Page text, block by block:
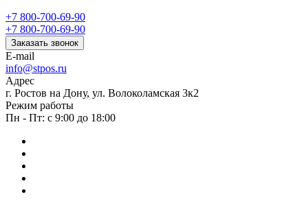
+7 800-700-69-90
+7 800-700-69-90
Заказать звонок
E-mail
info@stpos.ru
Адрес
г. Ростов на Дону, ул. Волоколамская 3к2
Режим работы
Пн - Пт: с 9:00 до 18:00